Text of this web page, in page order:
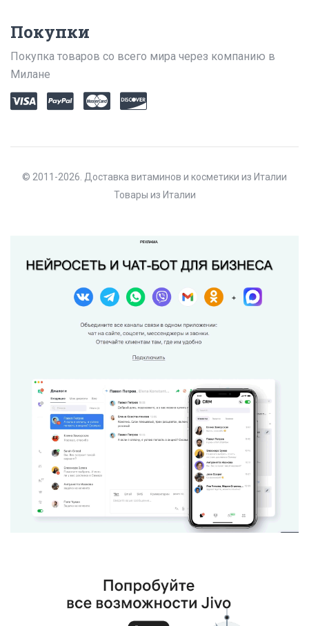
Покупки
Покупка товаров со всего мира через компанию в
Милане
© 2011-2026. Доставка витаминов и косметики из Италии
Товары из Италии